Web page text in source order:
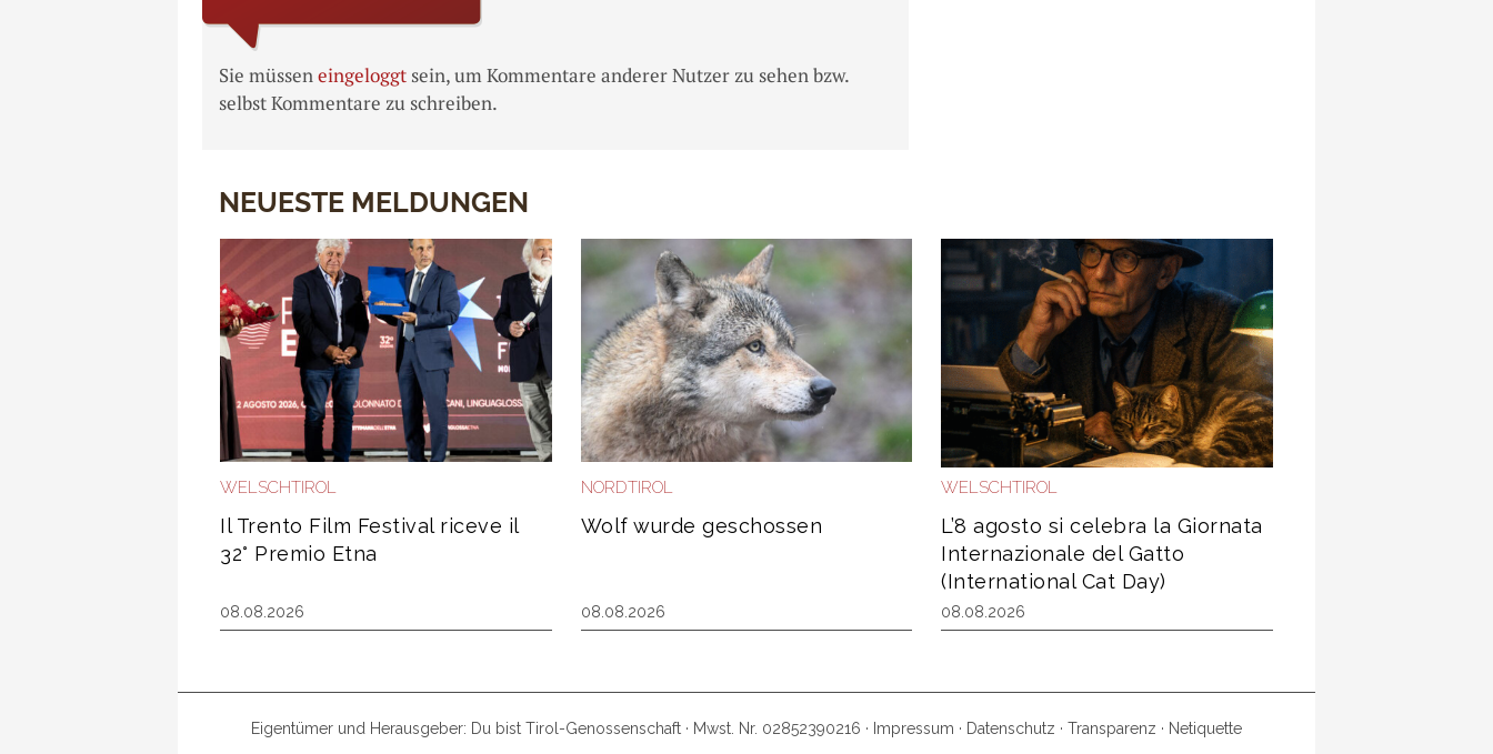
Sie müsseneingeloggt sein, um Kommentare anderer Nutzer zu sehen bzw.
selbst Kommentare zu schreiben.
NEUESTE MELDUNGEN
WELSCHTIROL
Il Trento Film Festival riceve il
32° Premio Etna
08.08.2026
NORDTIROL
Wolf wurde geschossen
08.08.2026
WELSCHTIROL
L’8 agosto si celebra la Giornata
Internazionale del Gatto
(International Cat Day)
08.08.2026
Eigentümer und Herausgeber: Du bist Tirol-Genossenschaft · Mwst. Nr. 02852390216 · Impressum · Datenschutz · Transparenz · Netiquette